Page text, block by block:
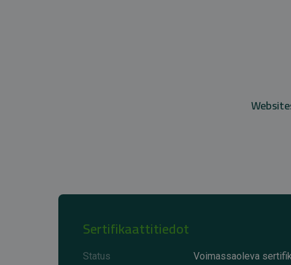
Sertifikaattitiedot
Status
Voimassaoleva